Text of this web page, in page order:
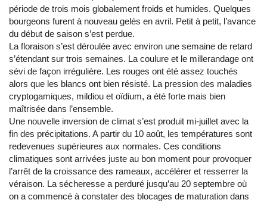
période de trois mois globalement froids et humides. Quelques
bourgeons furent à nouveau gelés en avril. Petit à petit, l’avance
du début de saison s’est perdue.
La floraison s’est déroulée avec environ une semaine de retard
s’étendant sur trois semaines. La coulure et le millerandage ont
sévi de façon irrégulière. Les rouges ont été assez touchés
alors que les blancs ont bien résisté. La pression des maladies
cryptogamiques, mildiou et oïdium, a été forte mais bien
maîtrisée dans l’ensemble.
Une nouvelle inversion de climat s’est produit mi-juillet avec la
fin des précipitations. A partir du 10 août, les températures sont
redevenues supérieures aux normales. Ces conditions
climatiques sont arrivées juste au bon moment pour provoquer
l’arrêt de la croissance des rameaux, accélérer et resserrer la
véraison. La sécheresse a perduré jusqu’au 20 septembre où
on a commencé à constater des blocages de maturation dans